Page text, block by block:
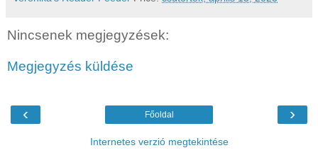
Nincsenek megjegyzések:
Megjegyzés küldése
‹ ›
Főoldal
Internetes verzió megtekintése